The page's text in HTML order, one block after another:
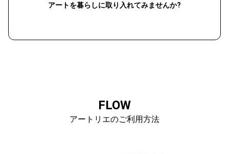
アートを暮らしに取り入れてみませんか?
FLOW
アートリエのご利用方法